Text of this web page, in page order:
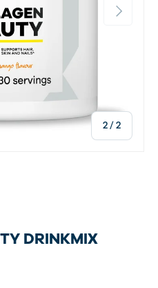
2/di
2
Avanti
galleria
2 nella visualizzazione
DRINKMIX